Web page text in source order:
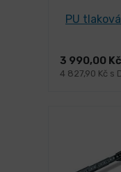
PU
3 990,00 Kč
4 827,90 Kč s